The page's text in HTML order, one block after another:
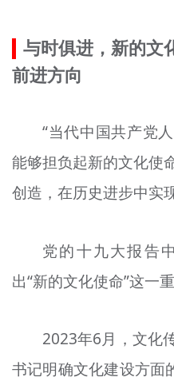
与时俱进，新的文
前进方向
“当代中国共产党
能够担负起新的文化使
创造，在历史进步中实
党的十九大报告
出“新的文化使命”这一重
2023年6月，文化
书记明确文化建设方面